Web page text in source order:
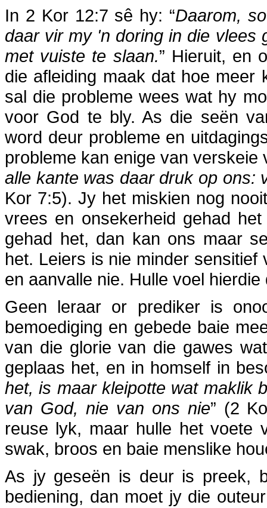
In 2 Kor 12:7 sê hy: “Daarom,
daar vir my 'n doring in die vlees
met vuiste te slaan.” Hieruit, en
die afleiding maak dat hoe meer
sal die probleme wees wat hy
voor God te bly. As die seën
word deur probleme en
probleme kan enige van verskeie
alle kante was daar druk op ons:
Kor 7:5). Jy het miskien nog
vrees en onsekerheid gehad
gehad het, dan kan ons maar
het. Leiers is nie minder
en aanvalle nie. Hulle voel
Geen leraar or prediker is
bemoediging en gebede baie
van die glorie van die gawes
geplaas het, en in homself in
het, is maar kleipotte wat maklik
van God, nie van ons nie” (2
reuse lyk, maar hulle het voete
swak, broos en baie menslike
As jy geseën is deur is preek,
bediening, dan moet jy die